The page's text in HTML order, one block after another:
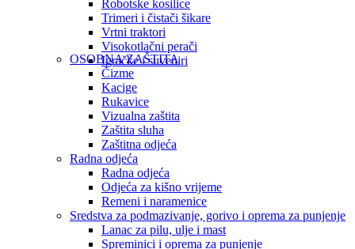
Robotske kosilice
Trimeri i čistači šikare
Vrtni traktori
Visokotlačni perači
Igračke i suveniri
OSOBNA ZAŠTITA
Čizme
Kacige
Rukavice
Vizualna zaštita
Zaštita sluha
Zaštitna odjeća
Radna odjeća
Radna odjeća
Odjeća za kišno vrijeme
Remeni i naramenice
Sredstva za podmazivanje, gorivo i oprema za punjenje
Lanac za pilu, ulje i mast
Spreminici i oprema za punjenje